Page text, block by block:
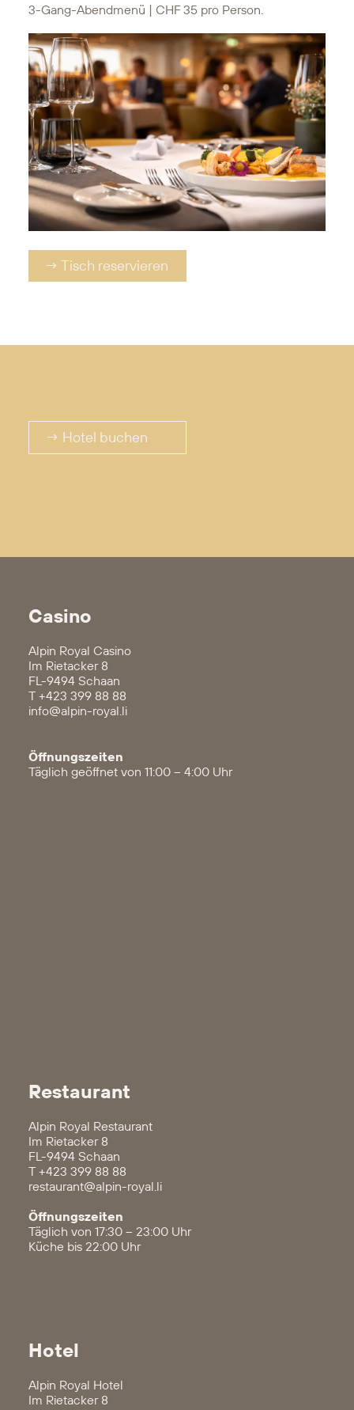
3-Gang-Abendmenü | CHF 35 pro Person.
→ Tisch reservieren
→ Hotel buchen
Casino
Alpin Royal Casino
Im Rietacker 8
FL-9494 Schaan
T +423 399 88 88
info@alpin-royal.li
Öffnungszeiten
Täglich geöffnet von 11:00 – 4:00 Uhr
Restaurant
Alpin Royal Restaurant
Im Rietacker 8
FL-9494 Schaan
T +423 399 88 88
restaurant@alpin-royal.li
Öffnungszeiten
Täglich von 17:30 – 23:00 Uhr
Küche bis 22:00 Uhr
Hotel
Alpin Royal Hotel
Im Rietacker 8